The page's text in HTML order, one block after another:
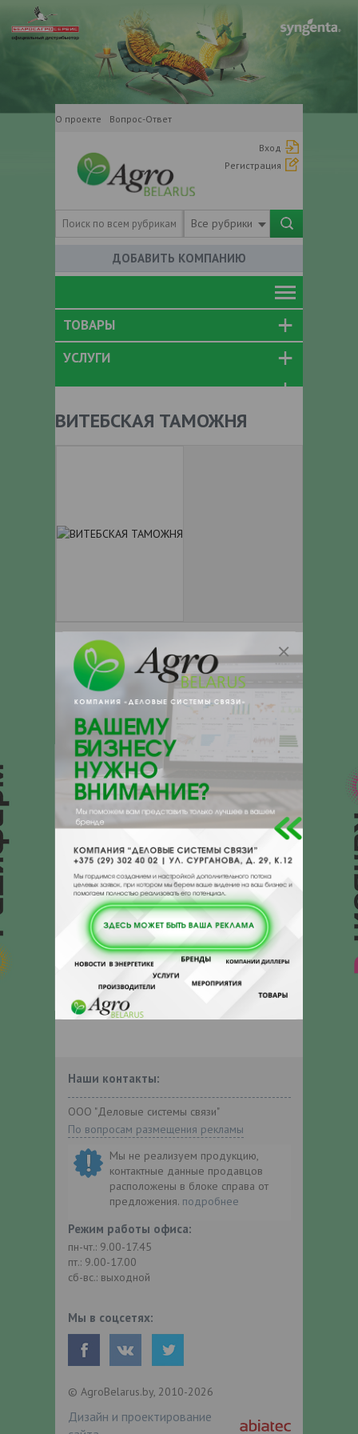
О проекте Вопрос-Ответ
Вход
Регистрация
Все рубрики
ДОБАВИТЬ КОМПАНИЮ
ТОВАРЫ
УСЛУГИ
ВИТЕБСКАЯ ТАМОЖНЯ
+ 375Показать телефоны
e-mail:
a:2:{s:5:"VALUE";a:0:
{}s:11:"DESCRIPTION";a:0:{}}
210602, , , , г.Витебск, ул.Лазо, 114
Отзывы
Чтобы оставить комментарий или
выставить рейтинг, нужно
Войтиили
Зарегистрироваться
Наши контакты:
ООО "Деловые системы связи"
По вопросам размещения рекламы
Мы не реализуем продукцию,
контактные данные продавцов
расположены в блоке справа от
предложения. подробнее
Режим работы офиса:
пн-чт.: 9.00-17.45
пт.: 9.00-17.00
сб-вс.: выходной
Мы в соцсетях:
© AgroBelarus.by, 2010-2026
Дизайн и проектирование